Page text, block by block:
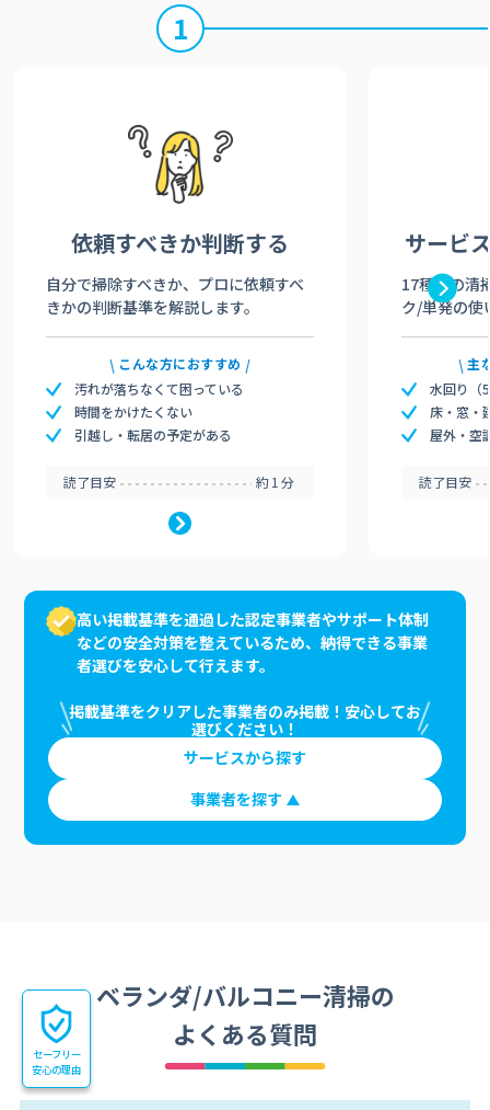
1
依頼すべきか判断する
自分で掃除すべきか、プロに依頼すべ
きかの判断基準を解説します。
こんな方におすすめ
汚れが落ちなくて困っている
時間をかけたくない
引越し・転居の予定がある
読了目安 約1分
サービ
17種類の清
ク/単発の使
主
水回り（
床・窓・
屋外・空
読了目安
高い掲載基準を通過した認定事業者やサポート体制
などの安全対策を整えているため、納得できる事業
者選びを安心して行えます。
掲載基準をクリアした事業者のみ掲載！安心してお
選びください！
サービスから探す
事業者を探す
ベランダ/バルコニー清掃の
よくある質問
セーフリー
安心の理由